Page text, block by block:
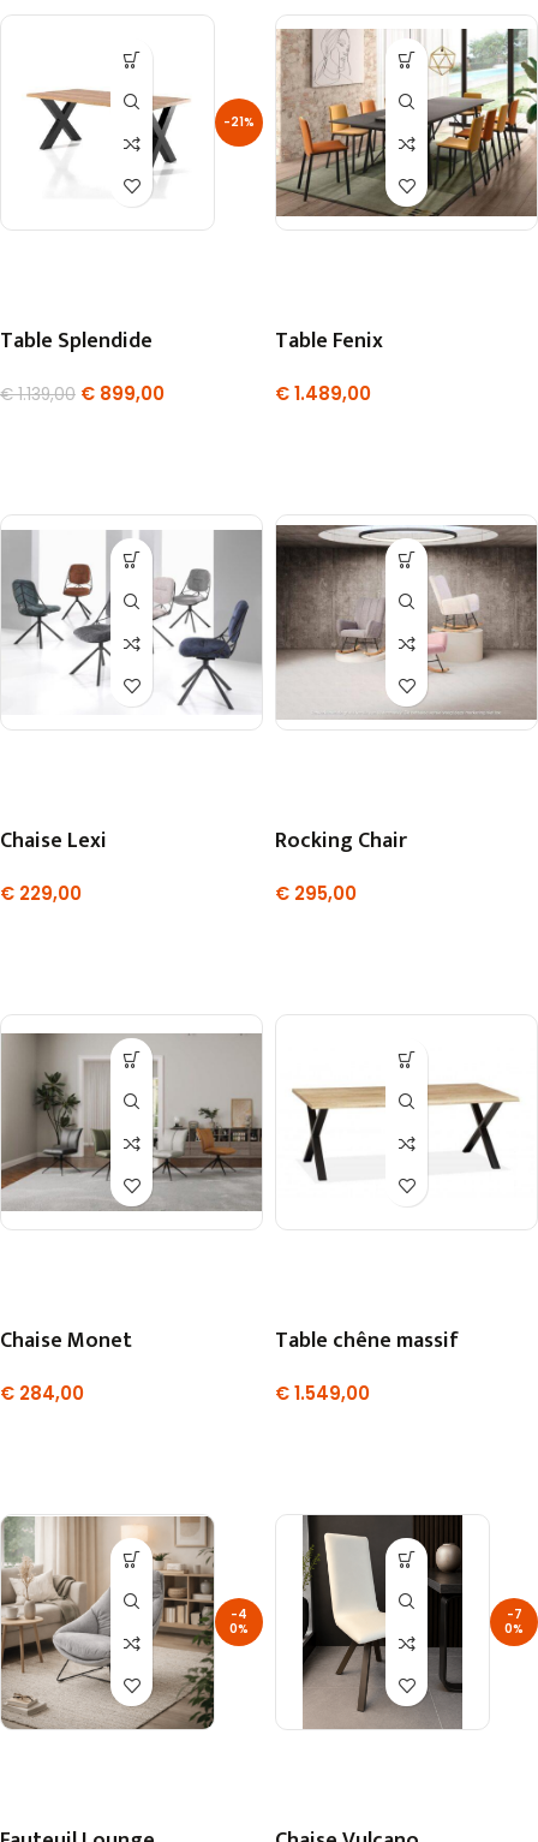
-21%
Table Splendide
€1.139,00 € 899,00
Table Fenix
€1.489,00
Chaise Lexi
€ 229,00
Rocking Chair
€ 295,00
Chaise Monet
€ 284,00
Table chêne massif
€1.549,00
-4
0%
-7
0%